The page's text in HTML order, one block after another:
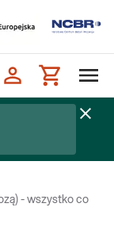
- wszystko co